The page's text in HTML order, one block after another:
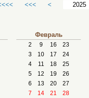
<<< <
Февраль
2 9 16
23
3
10 17
24
4
11 18
25
5
12 19
26
6
13 20
27
7
14 21
28